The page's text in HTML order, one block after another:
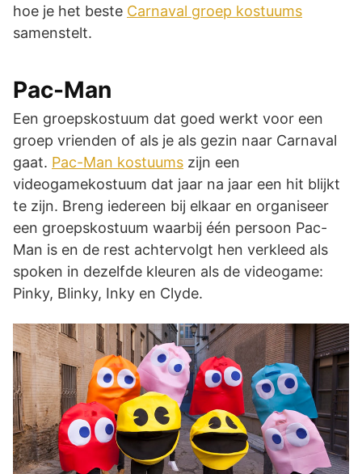
hoe je het beste Carnaval groep kostuums
samenstelt.
Pac-Man
Een groepskostuum dat goed werkt voor een
groep vrienden of als je als gezin naar Carnaval
gaat. Pac-Man kostuums zijn een
videogamekostuum dat jaar na jaar een hit blijkt
te zijn. Breng iedereen bij elkaar en organiseer
een groepskostuum waarbij één persoon Pac-
Man is en de rest achtervolgt hen verkleed als
spoken in dezelfde kleuren als de videogame:
Pinky, Blinky, Inky en Clyde.